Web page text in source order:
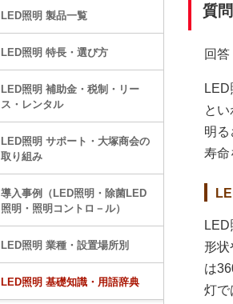
質
回
と
明
寿命
形状
は
灯で
LED照明 製品一覧
LED照明 特長・選び方
LED照明 補助金・税制・リー
ス・レンタル
LED照明 サポート・大塚商会の
取り組み
導入事例（LED照明・除菌LED
照明・照明コントロ－ル）
LED照明 業種・設置場所別
LED照明 基礎知識・用語辞典